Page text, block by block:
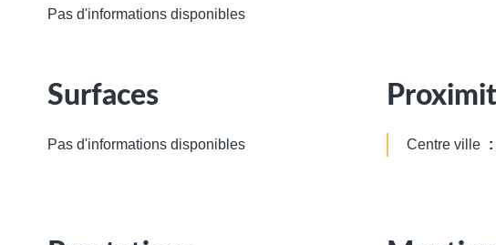
Pas d'informations disponibles
Surfaces
Pas d'informations disponibles Centre ville